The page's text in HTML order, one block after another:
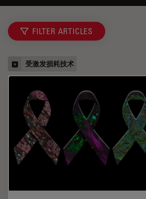
FILTER ARTICLES
受激发损耗技术